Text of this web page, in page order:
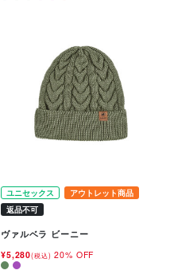
ユニセックス
アウトレット商品
返品不可
ヴァルベラ ビーニー
¥5,280(税込) 20% OFF